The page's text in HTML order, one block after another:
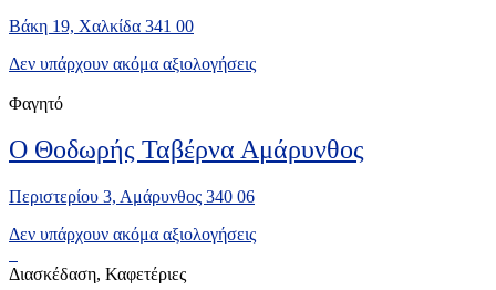
Βάκη 19, Χαλκίδα 341 00
Δεν υπάρχουν ακόμα αξιολογήσεις
Φαγητό
Ο Θοδωρής Ταβέρνα Αμάρυνθος
Περιστερίου 3, Αμάρυνθος 340 06
Δεν υπάρχουν ακόμα αξιολογήσεις
Διασκέδαση, Καφετέριες